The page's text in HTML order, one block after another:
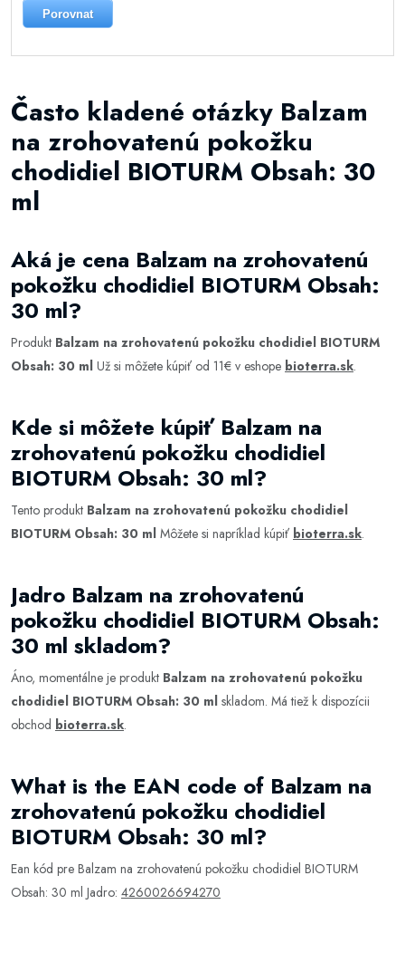
Porovnat
Často kladené otázky Balzam
na zrohovatenú pokožku
chodidiel BIOTURM Obsah: 30
ml
Aká je cena Balzam na zrohovatenú
pokožku chodidiel BIOTURM Obsah:
30 ml?
Produkt Balzam na zrohovatenú pokožku chodidiel BIOTURM
Obsah: 30 ml Už si môžete kúpiť od 11€ v eshope bioterra.sk.
Kde si môžete kúpiť Balzam na
zrohovatenú pokožku chodidiel
BIOTURM Obsah: 30 ml?
Tento produkt Balzam na zrohovatenú pokožku chodidiel
BIOTURM Obsah: 30 ml Môžete si napríklad kúpiť bioterra.sk.
Jadro Balzam na zrohovatenú
pokožku chodidiel BIOTURM Obsah:
30 ml skladom?
Áno, momentálne je produkt Balzam na zrohovatenú pokožku
chodidiel BIOTURM Obsah: 30 ml skladom. Má tiež k dispozícii
obchod bioterra.sk.
What is the EAN code of Balzam na
zrohovatenú pokožku chodidiel
BIOTURM Obsah: 30 ml?
Ean kód pre Balzam na zrohovatenú pokožku chodidiel BIOTURM
Obsah: 30 ml Jadro: 4260026694270